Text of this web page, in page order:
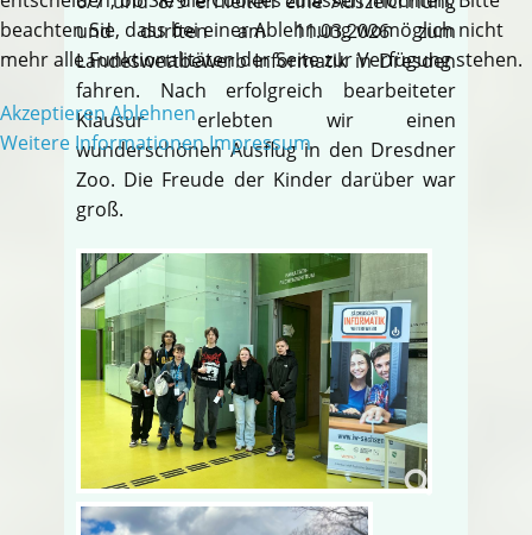
und durften am 11.03.2026 zum
Landeswettbewerb Informatik in Dresden
fahren. Nach erfolgreich bearbeiteter
Klausur erlebten wir einen
wunderschönen Ausflug in den Dresdner
Zoo. Die Freude der Kinder darüber war
groß.
beachten Sie, dass bei einer Ablehnung womöglich nicht
mehr alle Funktionalitäten der Seite zur Verfügung stehen.
AkzeptierenAblehnen
Weitere Informationen Impressum